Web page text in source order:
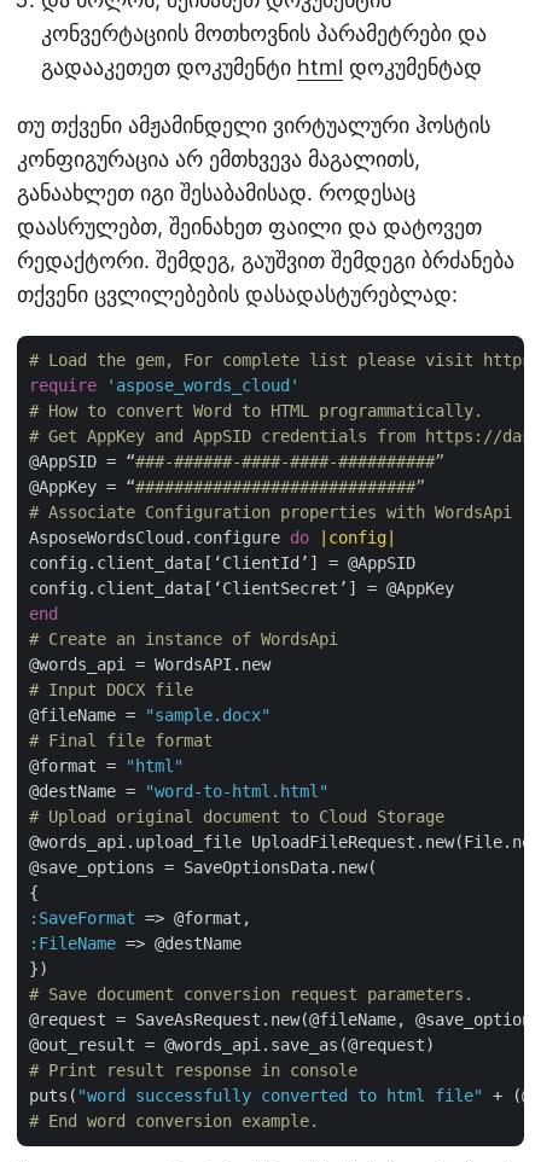
კონვერტაციის მოთხოვნის პარამეტრები და
გადააკეთეთ დოკუმენტი html დოკუმენტად
თუ თქვენი ამჟამინდელი ვირტუალური ჰოსტის
კონფიგურაცია არ ემთხვევა მაგალითს,
განაახლეთ იგი შესაბამისად. როდესაც
დაასრულებთ, შეინახეთ ფაილი და დატოვეთ
რედაქტორი. შემდეგ, გაუშვით შემდეგი ბრძანება
თქვენი ცვლილებების დასადასტურებლად:
# Load the gem, For complete list please visit
require
'aspose_words_cloud'
# How to convert Word to HTML programmatically.
# Get AppKey and AppSID credentials from https://
@AppSID = “###-######-####-####-##########”
@AppKey = “#############################”
# Associate Configuration properties with WordsApi
AsposeWordsCloud.configure do
|config|
config.client_data[‘ClientId’] = @AppSID
end
# Create an instance of WordsApi
# Input DOCX file
@fileName =
"sample.docx"
# Final file format
@format =
"html"
@destName =
"word-to-html.html"
# Upload original document to Cloud Storage
@words_api.upload_file
@save_options = SaveOptionsData.new(
:SaveFormat
:FileName => @destName
# Save document conversion request parameters.
@request = SaveAsRequest.new(@fileName,
# Print result response in console
puts( "word successfully converted to html file"
# End word conversion example.